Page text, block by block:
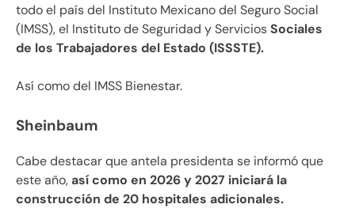
todo el país del Instituto Mexicano del Seguro Social
(IMSS), el Instituto de Seguridad y ServiciosSociales
de los Trabajadores del Estado (ISSSTE).
Así como del IMSS Bienestar.
Sheinbaum
Cabe destacar que antela presidenta se informó que
este año,así como en 2026 y 2027 iniciará la
construcción de 20 hospitales adicionales.